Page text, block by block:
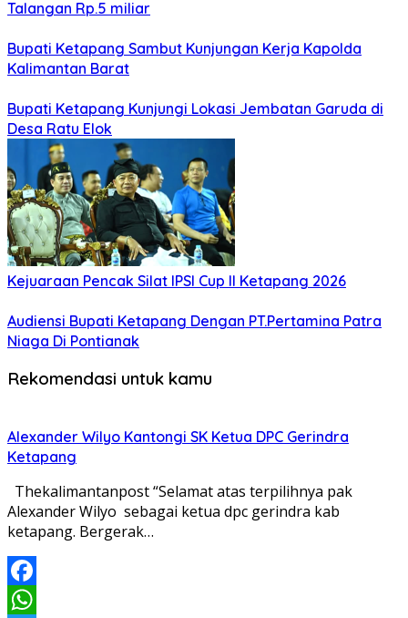
Talangan Rp.5 miliar
Bupati Ketapang Sambut Kunjungan Kerja Kapolda
Kalimantan Barat
Bupati Ketapang Kunjungi Lokasi Jembatan Garuda di
Desa Ratu Elok
Kejuaraan Pencak Silat IPSI Cup II Ketapang 2026
Audiensi Bupati Ketapang Dengan PT.Pertamina Patra
Niaga Di Pontianak
Rekomendasi untuk kamu
Alexander Wilyo Kantongi SK Ketua DPC Gerindra
Ketapang
Thekalimantanpost “Selamat atas terpilihnya pak
Alexander Wilyo sebagai ketua dpc gerindra kab
ketapang. Bergerak…
Facebook